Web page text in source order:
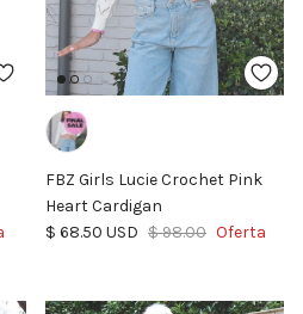
FBZ Girls Lucie Crochet Pink
Heart Cardigan
Precio de venta
$ 68.50 USD Precio normal
$ 98.00 Oferta